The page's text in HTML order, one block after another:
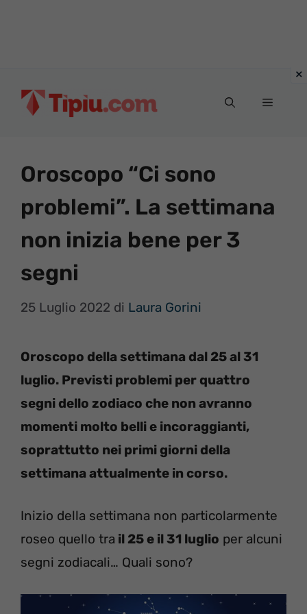
Menu
Oroscopo “Ci sono
problemi”. La settimana
non inizia bene per 3
segni
25 Luglio 2022 di Laura Gorini
Oroscopo della settimana dal 25 al 31
luglio. Previsti problemi per quattro
segni dello zodiaco che non avranno
momenti molto belli e incoraggianti,
soprattutto nei primi giorni della
settimana attualmente in corso.
Inizio della settimana non particolarmente
roseo quello tra il 25 e il 31 luglio per alcuni
segni zodiacali… Quali sono?